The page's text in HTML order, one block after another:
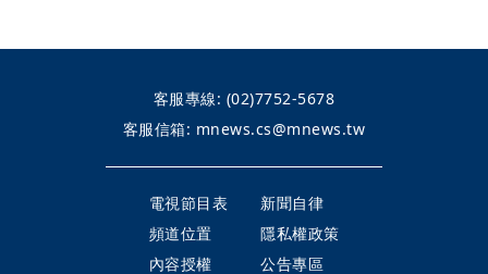
客服專線: (02)7752-5678
客服信箱: mnews.cs@mnews.tw
電視節目表
新聞自律
頻道位置
隱私權政策
內容授權
公告專區